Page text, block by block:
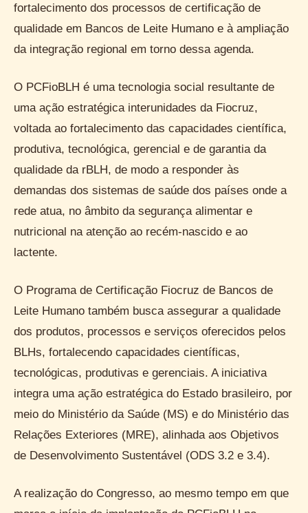
fortalecimento dos processos de certificação de
qualidade em Bancos de Leite Humano e à ampliação
da integração regional em torno dessa agenda.
O PCFioBLH é uma tecnologia social resultante de
uma ação estratégica interunidades da Fiocruz,
voltada ao fortalecimento das capacidades científica,
produtiva, tecnológica, gerencial e de garantia da
qualidade da rBLH, de modo a responder às
demandas dos sistemas de saúde dos países onde a
rede atua, no âmbito da segurança alimentar e
nutricional na atenção ao recém-nascido e ao
lactente.
O Programa de Certificação Fiocruz de Bancos de
Leite Humano também busca assegurar a qualidade
dos produtos, processos e serviços oferecidos pelos
BLHs, fortalecendo capacidades científicas,
tecnológicas, produtivas e gerenciais. A iniciativa
integra uma ação estratégica do Estado brasileiro, por
meio do Ministério da Saúde (MS) e do Ministério das
Relações Exteriores (MRE), alinhada aos Objetivos
de Desenvolvimento Sustentável (ODS 3.2 e 3.4).
A realização do Congresso, ao mesmo tempo em que